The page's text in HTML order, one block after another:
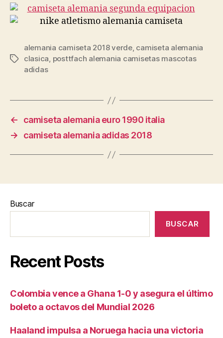
Etiquetas
alemania camiseta 2018 verde, camiseta alemania
clasica, posttfach alemania camisetas mascotas
adidas
←
camiseta alemania euro 1990 italia
→
camiseta alemania adidas 2018
Buscar
BUSCAR
Recent Posts
Colombia vence a Ghana 1-0 y asegura el último
boleto a octavos del Mundial 2026
Haaland impulsa a Noruega hacia una victoria